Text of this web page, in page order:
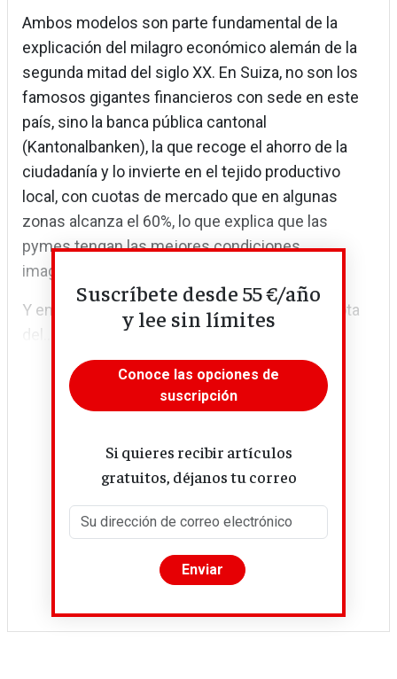
Ambos modelos son parte fundamental de la
explicación del milagro económico alemán de la
segunda mitad del siglo XX. En Suiza, no son los
famosos gigantes financieros con sede en este
país, sino la banca pública cantonal
(Kantonalbanken), la que recoge el ahorro de la
ciudadanía y lo invierte en el tejido productivo
local, con cuotas de mercado que en algunas
zonas alcanza el 60%, lo que explica que las
pymes tengan las mejores condiciones
imaginables de acceso a la financiación.
Y en Estados Unidos, el banco público de Dakota
Suscríbete desde 55 €/año
y lee sin límites
Conoce las opciones de
suscripción
Si quieres recibir artículos
gratuitos, déjanos tu correo